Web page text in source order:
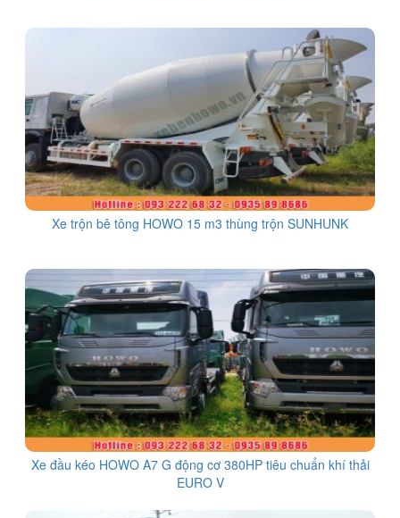
Xe trộn bê tông HOWO 15 m3 thùng trộn SUNHUNK
Xe đầu kéo HOWO A7 G động cơ 380HP tiêu chuẩn khí thải
EURO V